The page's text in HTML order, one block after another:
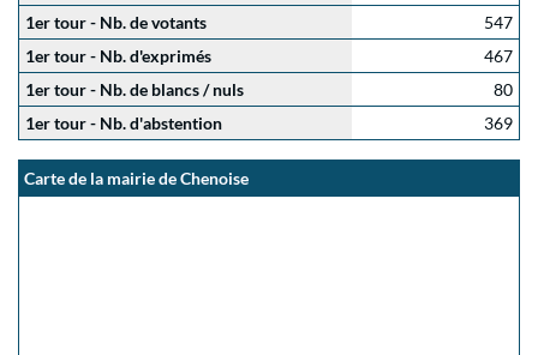
1er tour - Nb. de votants
547
1er tour - Nb. d'exprimés
467
1er tour - Nb. de blancs / nuls
80
1er tour - Nb. d'abstention
369
Carte de la mairie de Chenoise